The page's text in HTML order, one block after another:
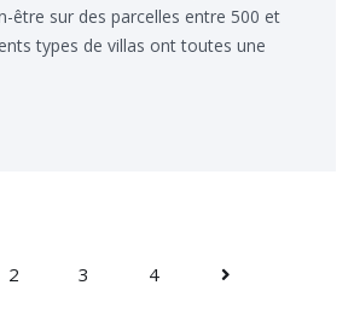
être sur des parcelles entre 500 et
types de villas ont toutes une
2 3 4